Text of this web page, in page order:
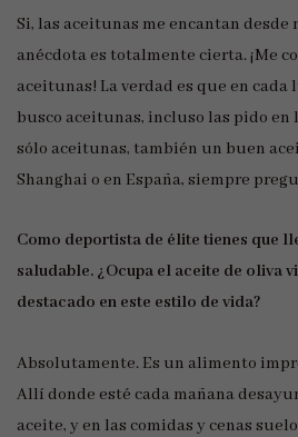
Si, las aceitunas me encantan
anécdota es totalmente cierta. ¡Me
aceitunas! La verdad es que en cada
busco aceitunas, incluso las pido en
sólo aceitunas, también un buen
Shanghai o en España, siempre
Como deportista de élite tienes que
saludable. ¿Ocupa el aceite de oliva
destacado en este estilo de vida?
Absolutamente. Es un alimento
Allí donde esté cada mañana
aceite, y en las comidas y cenas